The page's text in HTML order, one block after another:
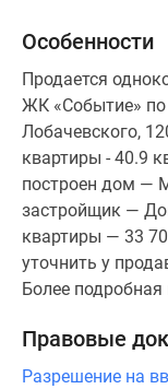
Особенности
Продается
ЖК «Событие» по
Лобачевского,
квартиры - 40.9
построен дом —
застройщик —
квартиры — 33
уточнить у
Более
Правовые
Разрешение на